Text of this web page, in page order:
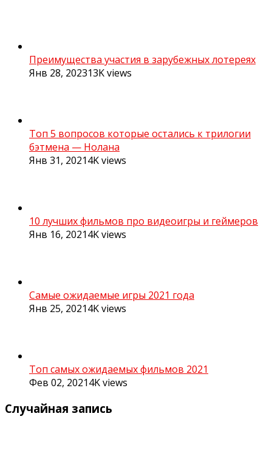
Преимущества участия в зарубежных лотереях
Янв 28, 202313Kviews
Топ 5 вопросов которые остались к трилогии
бэтмена — Нолана
Янв 31, 20214Kviews
10 лучших фильмов про видеоигры и геймеров
Янв 16, 20214Kviews
Самые ожидаемые игры 2021 года
Янв 25, 20214Kviews
Топ самых ожидаемых фильмов 2021
Фев 02, 20214Kviews
Случайная запись